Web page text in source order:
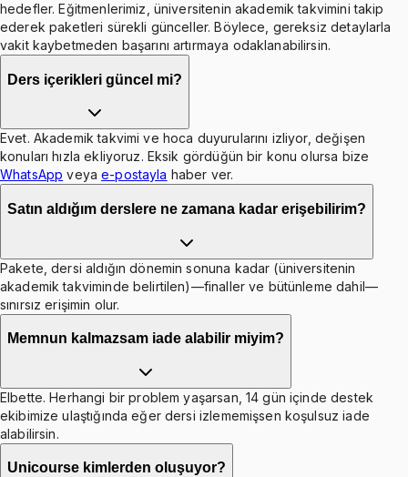
hedefler. Eğitmenlerimiz, üniversitenin akademik takvimini takip
ederek paketleri sürekli günceller. Böylece, gereksiz detaylarla
vakit kaybetmeden başarını artırmaya odaklanabilirsin.
Ders içerikleri güncel mi?
Evet. Akademik takvimi ve hoca duyurularını izliyor, değişen
konuları hızla ekliyoruz. Eksik gördüğün bir konu olursa bize
WhatsApp veya e-postayla haber ver.
Satın aldığım derslere ne zamana kadar erişebilirim?
Pakete, dersi aldığın dönemin sonuna kadar (üniversitenin
akademik takviminde belirtilen)—finaller ve bütünleme dahil—
sınırsız erişimin olur.
Memnun kalmazsam iade alabilir miyim?
Elbette. Herhangi bir problem yaşarsan, 14 gün içinde destek
ekibimize ulaştığında eğer dersi izlememişsen koşulsuz iade
alabilirsin.
Unicourse kimlerden oluşuyor?